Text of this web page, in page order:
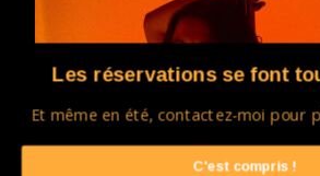
Les réservations se font
Et même en été, contactez-moi pour
C'est compris !